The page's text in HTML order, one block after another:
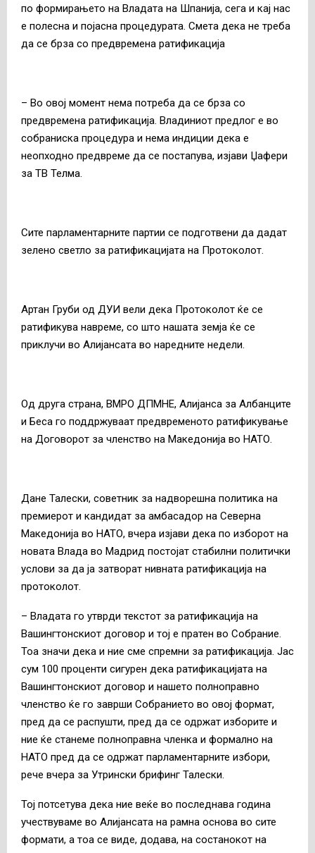
по формирањето на Владата на Шпанија, сега и кај нас
е полесна и појасна процедурата. Смета дека не треба
да се брза со предвремена ратификација
– Во овој момент нема потреба да се брза со
предвремена ратификација. Владиниот предлог е во
собраниска процедура и нема индиции дека е
неопходно предвреме да се постапува, изјави Џафери
за ТВ Телма.
Сите парламентарните партии се подготвени да дадат
зелено светло за ратификацијата на Протоколот.
Артан Груби од ДУИ вели дека Протоколот ќе се
ратификува навреме, со што нашата земја ќе се
приклучи во Алијансата во наредните недели.
Од друга страна, ВМРО ДПМНЕ, Алијанса за Албанците
и Беса го поддржуваат предвременото ратификување
на Договорот за членство на Македонија во НАТО.
Дане Талески, советник за надворешна политика на
премиерот и кандидат за амбасадор на Северна
Македонија во НАТО, вчера изјави дека по изборот на
новата Влада во Мадрид постојат стабилни политички
услови за да ја затворат нивната ратификација на
протоколот.
– Владата го утврди текстот за ратификација на
Вашингтонскиот договор и тој е пратен во Собрание.
Тоа значи дека и ние сме спремни за ратификација. Јас
сум 100 проценти сигурен дека ратификацијата на
Вашингтонскиот договор и нашето полноправно
членство ќе го заврши Собранието во овој формат,
пред да се распушти, пред да се одржат изборите и
ние ќе станеме полноправна членка и формално на
НАТО пред да се одржат парламентарните избори,
рече вчера за Утрински брифинг Талески.
Тој потсетува дека ние веќе во последнава година
учествуваме во Алијансата на рамна основа во сите
формати, а тоа се виде, додава, на состанокот на